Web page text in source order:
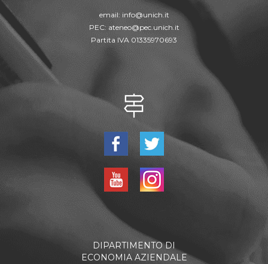
email: info@unich.it
PEC: ateneo@pec.unich.it
Partita IVA 01335970693
DIPARTIMENTO DI
ECONOMIA AZIENDALE